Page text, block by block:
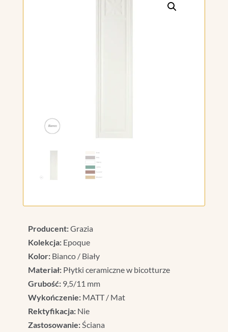
Producent:Grazia
Kolekcja:Epoque
Kolor:Bianco / Biały
Materiał:Płytki ceramiczne w bicotturze
Grubość:9,5/11 mm
Wykończenie:MATT / Mat
Rektyfikacja:Nie
Zastosowanie:Ściana